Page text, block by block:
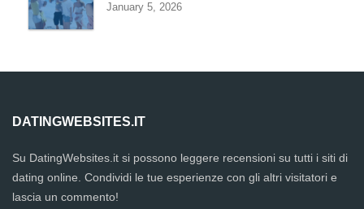
January 5, 2026
DATINGWEBSITES.IT
Su DatingWebsites.it si possono leggere recensioni su tutti i siti di
dating online. Condividi le tue esperienze con gli altri visitatori e
lascia un commento!